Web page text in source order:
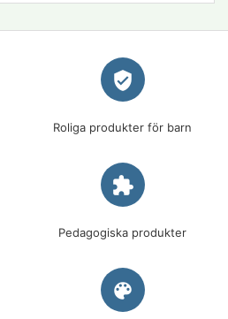
verified_user
Roliga produkter för barn
extension
Pedagogiska produkter
palette